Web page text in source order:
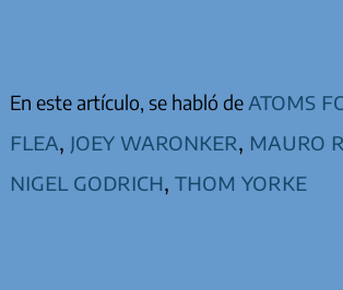
En este artículo, se habló de atoms
flea, joey waronker, mauro
nigel godrich, thom yorke